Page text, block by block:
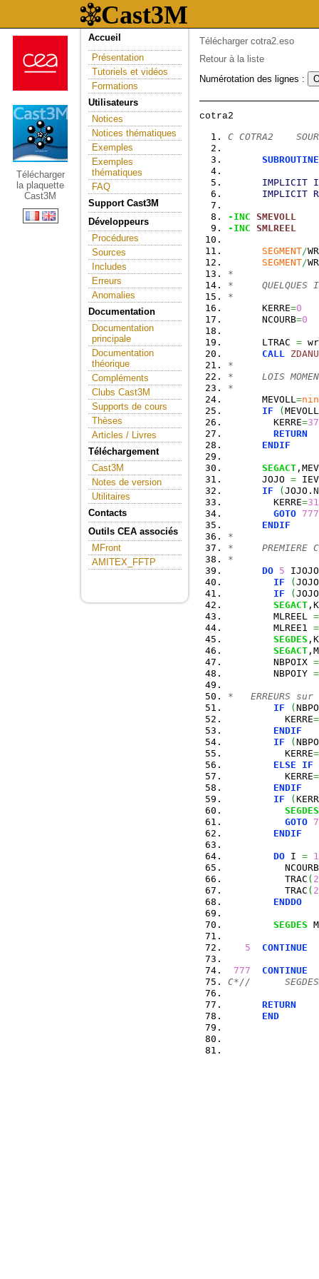
Télécharger
la plaquette
Cast3M
Accueil
Présentation
Tutoriels et vidéos
Formations
Utilisateurs
Notices
Notices thématiques
Exemples
Exemples
thématiques
FAQ
Support Cast3M
Développeurs
Procédures
Sources
Includes
Erreurs
Anomalies
Documentation
Documentation
principale
Documentation
théorique
Compléments
Clubs Cast3M
Supports de cours
Thèses
Articles / Livres
Téléchargement
Cast3M
Notes de version
Utilitaires
Contacts
Outils CEA associés
MFront
AMITEX_FFTP
Télécharger cotra2.eso
Retour à la liste
Numérotation des lignes :
C COTRA2
SUBROUTINE
IMPLICIT
IMPLICIT
-INC SMEVOLL
-INC SMLREEL
SEGMENT/
SEGMENT/
*
*     QUELQUES
*
      KERRE
=0
      NCOURB
=0
      LTRAC
=
CALL
*
*     LOIS
*
      MEVOLL
=
IF
(
        KERRE
=37
RETURN
ENDIF
SEGACT
      JOJO
=
IF
(JOJO.
        KERRE
=31
GOTO 777
ENDIF
*
*     PREMIERE
*
DO 5 IJOJO
IF
(
IF
(
SEGACT
        MLREEL
=
        MLREE1
=
SEGDES
SEGACT
        NBPOIX
=
        NBPOIY
=
*   ERREURS
IF
(
          KERRE
=
ENDIF
IF
(
          KERRE
=
ELSE
IF
          KERRE
=
ENDIF
IF
(
SEGDES
GOTO
ENDIF
DO I = 1
          NCOURB
          TRAC
( 2
          TRAC
( 2
ENDDO
SEGDES
5 CONTINUE
777
CONTINUE
C*//
RETURN
END